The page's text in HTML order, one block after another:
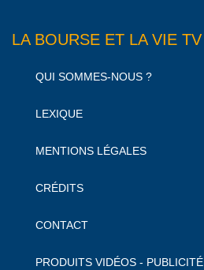
LA BOURSE ET LA VIE TV
QUI SOMMES-NOUS ?
LEXIQUE
MENTIONS LÉGALES
CRÉDITS
CONTACT
PRODUITS VIDÉOS - PUBLICITÉ